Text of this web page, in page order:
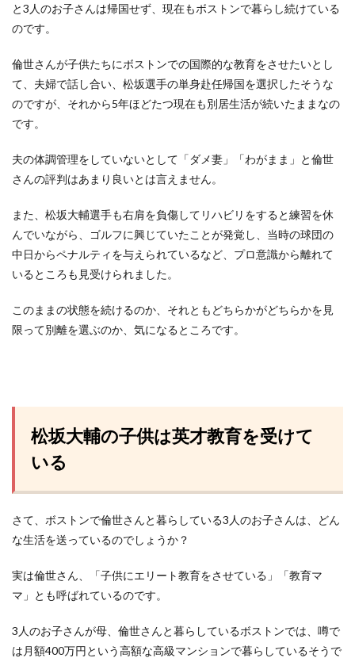
と3人のお子さんは帰国せず、現在もボストンで暮らし続けている
のです。
倫世さんが子供たちにボストンでの国際的な教育をさせたいとし
て、夫婦で話し合い、松坂選手の単身赴任帰国を選択したそうな
のですが、それから5年ほどたつ現在も別居生活が続いたままなの
です。
夫の体調管理をしていないとして「ダメ妻」「わがまま」と倫世
さんの評判はあまり良いとは言えません。
また、松坂大輔選手も右肩を負傷してリハビリをすると練習を休
んでいながら、ゴルフに興じていたことが発覚し、当時の球団の
中日からペナルティを与えられているなど、プロ意識から離れて
いるところも見受けられました。
このままの状態を続けるのか、それともどちらかがどちらかを見
限って別離を選ぶのか、気になるところです。
松坂大輔の子供は英才教育を受けて
いる
さて、ボストンで倫世さんと暮らしている3人のお子さんは、どん
な生活を送っているのでしょうか？
実は倫世さん、「子供にエリート教育をさせている」「教育マ
マ」とも呼ばれているのです。
3人のお子さんが母、倫世さんと暮らしているボストンでは、噂で
は月額400万円という高額な高級マンションで暮らしているそうで